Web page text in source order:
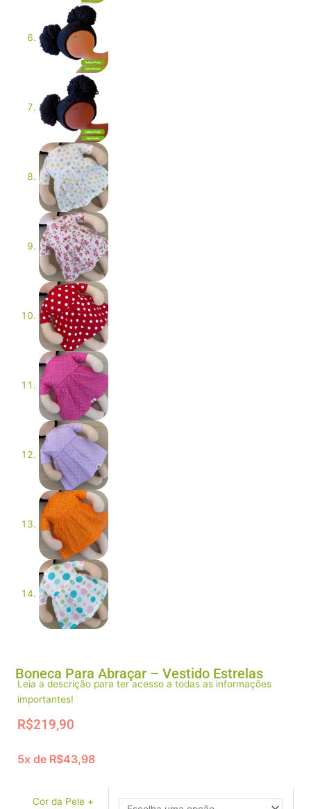
Boneca Para Abraçar – Vestido Estrelas
Leia a descrição para ter acesso a todas as informações
importantes!
R$219,90
5x de R$43,98
Cor da Pele +
Boneca
Abraçar